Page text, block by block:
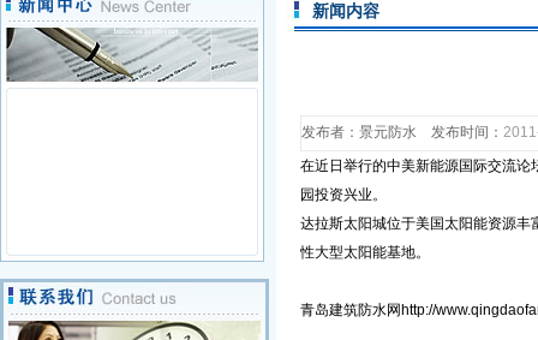
新闻内容
发布者：景元防水 发布时间：
在近日举行的中美新能源国际交流
园投资兴业。
达拉斯太阳城位于美国太阳能资源
性大型太阳能基地。
青岛建筑防水网http://